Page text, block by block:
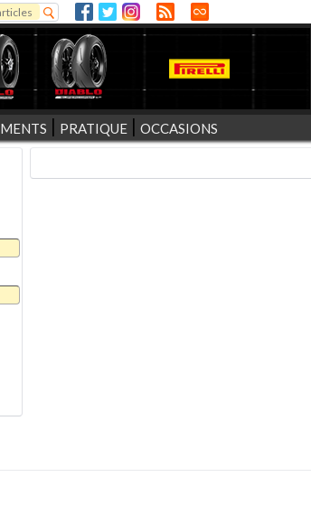
PRATIQUE OCCASIONS